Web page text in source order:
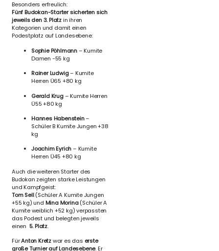
Besonders erfreulich:
Fünf Budokan-Starter sicherten sich
jeweils den 3. Platzin ihren
Kategorien und damit einen
Podestplatz auf Landesebene:
Sophie Pöhlmann– Kumite
Damen -55 kg
Rainer Ludwig– Kumite
Herren Ü65 +80 kg
Gerald Krug– Kumite Herren
Ü55 +80 kg
Hannes Habenstein–
Schüler B Kumite Jungen +38
kg
Joachim Eyrich– Kumite
Herren Ü45 +80 kg
Auch die weiteren Starter des
Budokan zeigten starke Leistungen
und Kampfgeist:
Tom Sell(Schüler A Kumite Jungen
+55 kg) und Mina Morina(Schüler A
Kumite weiblich +52 kg) verpassten
das Podest und belegten jeweils
einen 5. Platz.
FürAnton Kretzwar es das erste
große Turnier auf Landesebene. Er